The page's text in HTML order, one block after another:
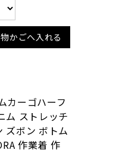
かごへ入れる
カーゴハーフ
ム ストレッチ
ズボン ボトム
作業着 作